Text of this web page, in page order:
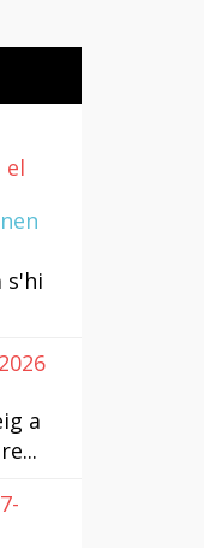
el
s'hi
a